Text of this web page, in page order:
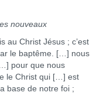
nouveaux
au Christ Jésus ; c’est
le baptême. […] nous
pour que nous
le Christ qui […] est
base de notre foi ;